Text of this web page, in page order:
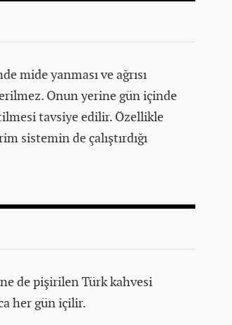
mide yanması ve ağrısı
Onun yerine gün içinde
tavsiye edilir. Özellikle
sistemin de çalıştırdığı
de pişirilen Türk kahvesi
her gün içilir.